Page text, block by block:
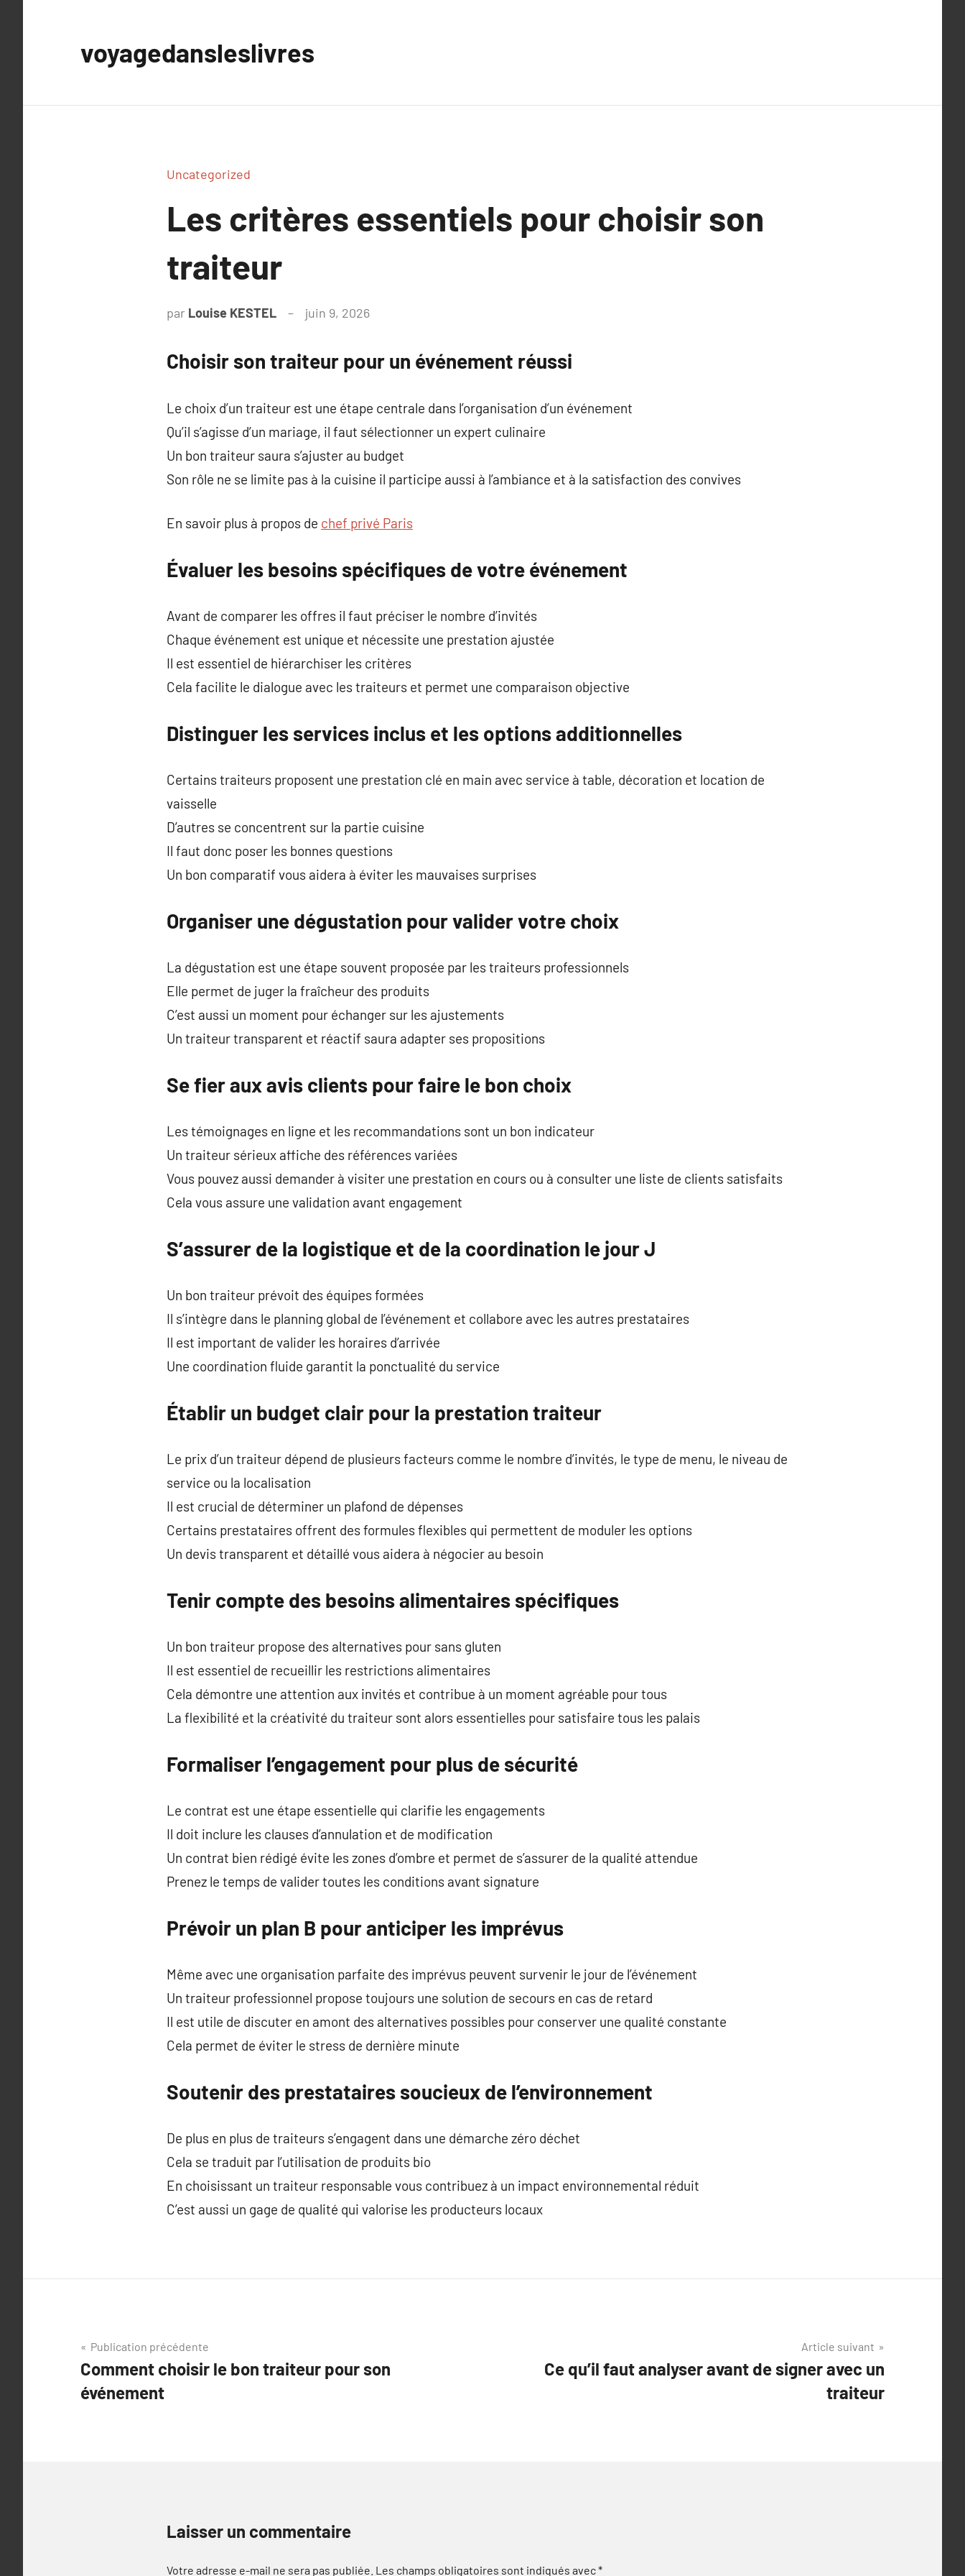
voyagedansleslivres
Uncategorized
Les critères essentiels pour choisir son
traiteur
par Louise KESTEL juin 9, 2026
Choisir son traiteur pour un événement réussi
Le choix d’un traiteur est une étape centrale dans l’organisation d’un événement
Qu’il s’agisse d’un mariage, il faut sélectionner un expert culinaire
Un bon traiteur saura s’ajuster au budget
Son rôle ne se limite pas à la cuisine il participe aussi à l’ambiance et à la satisfaction des convives
En savoir plus à propos de chef privé Paris
Évaluer les besoins spécifiques de votre événement
Avant de comparer les offres il faut préciser le nombre d’invités
Chaque événement est unique et nécessite une prestation ajustée
Il est essentiel de hiérarchiser les critères
Cela facilite le dialogue avec les traiteurs et permet une comparaison objective
Distinguer les services inclus et les options additionnelles
Certains traiteurs proposent une prestation clé en main avec service à table, décoration et location de
vaisselle
D’autres se concentrent sur la partie cuisine
Il faut donc poser les bonnes questions
Un bon comparatif vous aidera à éviter les mauvaises surprises
Organiser une dégustation pour valider votre choix
La dégustation est une étape souvent proposée par les traiteurs professionnels
Elle permet de juger la fraîcheur des produits
C’est aussi un moment pour échanger sur les ajustements
Un traiteur transparent et réactif saura adapter ses propositions
Se fier aux avis clients pour faire le bon choix
Les témoignages en ligne et les recommandations sont un bon indicateur
Un traiteur sérieux affiche des références variées
Vous pouvez aussi demander à visiter une prestation en cours ou à consulter une liste de clients satisfaits
Cela vous assure une validation avant engagement
S’assurer de la logistique et de la coordination le jour J
Un bon traiteur prévoit des équipes formées
Il s’intègre dans le planning global de l’événement et collabore avec les autres prestataires
Il est important de valider les horaires d’arrivée
Une coordination fluide garantit la ponctualité du service
Établir un budget clair pour la prestation traiteur
Le prix d’un traiteur dépend de plusieurs facteurs comme le nombre d’invités, le type de menu, le niveau de
service ou la localisation
Il est crucial de déterminer un plafond de dépenses
Certains prestataires offrent des formules flexibles qui permettent de moduler les options
Un devis transparent et détaillé vous aidera à négocier au besoin
Tenir compte des besoins alimentaires spécifiques
Un bon traiteur propose des alternatives pour sans gluten
Il est essentiel de recueillir les restrictions alimentaires
Cela démontre une attention aux invités et contribue à un moment agréable pour tous
La flexibilité et la créativité du traiteur sont alors essentielles pour satisfaire tous les palais
Formaliser l’engagement pour plus de sécurité
Le contrat est une étape essentielle qui clarifie les engagements
Il doit inclure les clauses d’annulation et de modification
Un contrat bien rédigé évite les zones d’ombre et permet de s’assurer de la qualité attendue
Prenez le temps de valider toutes les conditions avant signature
Prévoir un plan B pour anticiper les imprévus
Même avec une organisation parfaite des imprévus peuvent survenir le jour de l’événement
Un traiteur professionnel propose toujours une solution de secours en cas de retard
Il est utile de discuter en amont des alternatives possibles pour conserver une qualité constante
Cela permet de éviter le stress de dernière minute
Soutenir des prestataires soucieux de l’environnement
De plus en plus de traiteurs s’engagent dans une démarche zéro déchet
Cela se traduit par l’utilisation de produits bio
En choisissant un traiteur responsable vous contribuez à un impact environnemental réduit
C’est aussi un gage de qualité qui valorise les producteurs locaux
Navigation
de
l’article
Publication précédente
Comment choisir le bon traiteur pour son
événement
Article suivant
Ce qu’il faut analyser avant de signer avec un
traiteur
Laisser un commentaire
Votre adresse e-mail ne sera pas publiée. Les champs obligatoires sont indiqués avec*